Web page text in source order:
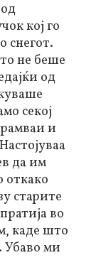
кој го
снегот.
не беше
од
секој
и
да им
откако
старите
во
каде што
Убаво ми